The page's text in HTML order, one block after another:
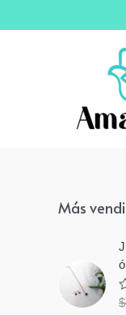
al
Más
$